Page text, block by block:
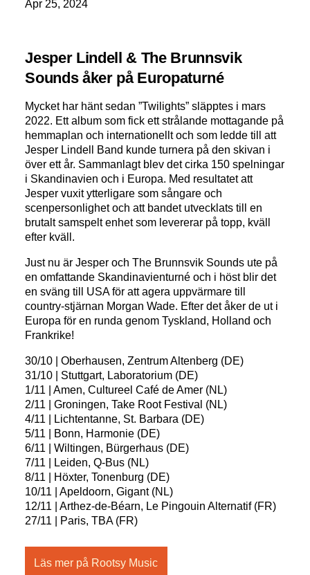
Apr 25, 2024
Jesper Lindell & The Brunnsvik
Sounds åker på Europaturné
Mycket har hänt sedan ”Twilights” släpptes i mars
2022. Ett album som fick ett strålande mottagande på
hemmaplan och internationellt och som ledde till att
Jesper Lindell Band kunde turnera på den skivan i
över ett år. Sammanlagt blev det cirka 150 spelningar
i Skandinavien och i Europa. Med resultatet att
Jesper vuxit ytterligare som sångare och
scenpersonlighet och att bandet utvecklats till en
brutalt samspelt enhet som levererar på topp, kväll
efter kväll.
Just nu är Jesper och The Brunnsvik Sounds ute på
en omfattande Skandinavienturné och i höst blir det
en sväng till USA för att agera uppvärmare till
country-stjärnan Morgan Wade. Efter det åker de ut i
Europa för en runda genom Tyskland, Holland och
Frankrike!
30/10 | Oberhausen, Zentrum Altenberg (DE)
31/10 | Stuttgart, Laboratorium (DE)
1/11 | Amen, Cultureel Café de Amer (NL)
2/11 | Groningen, Take Root Festival (NL)
4/11 | Lichtentanne, St. Barbara (DE)
5/11 | Bonn, Harmonie (DE)
6/11 | Wiltingen, Bürgerhaus (DE)
7/11 | Leiden, Q-Bus (NL)
8/11 | Höxter, Tonenburg (DE)
10/11 | Apeldoorn, Gigant (NL)
12/11 | Arthez-de-Béarn, Le Pingouin Alternatif (FR)
27/11 | Paris, TBA (FR)
Läs mer på Rootsy Music